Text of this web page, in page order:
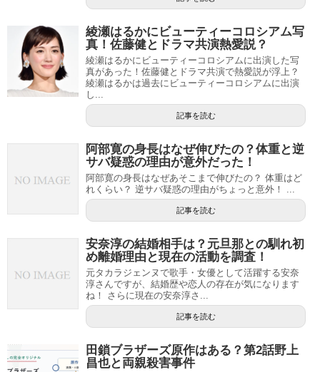
綾瀬はるかにビューティーコロシアム写
真！佐藤健とドラマ共演熱愛説？
綾瀬はるかにビューティーコロシアムに出演した写
真があった！佐藤健とドラマ共演で熱愛説が浮上？
綾瀬はるかは過去にビューティーコロシアムに出演
し...
記事を読む
阿部寛の身長はなぜ伸びたの？体重と逆
サバ疑惑の理由が意外だった！
阿部寛の身長はなぜあそこまで伸びたの？ 体重はど
れくらい？ 逆サバ疑惑の理由がちょっと意外！ ...
記事を読む
安奈淳の結婚相手は？元旦那との馴れ初
め離婚理由と現在の活動を調査！
元タカラジェンヌで歌手・女優として活躍する安奈
淳さんですが、結婚歴や恋人の存在が気になります
ね！ さらに現在の安奈淳さ...
記事を読む
田鎖ブラザーズ原作はある？第2話野上
昌也と両親殺害事件